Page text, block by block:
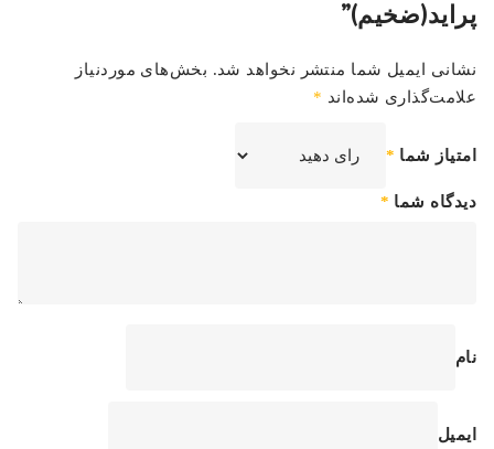
پراید(ضخیم)”
نشانی ایمیل شما منتشر نخواهد شد. بخش‌های موردنیاز
علامت‌گذاری شده‌اند *
امتیاز شما *
دیدگاه شما *
نام
ایمیل